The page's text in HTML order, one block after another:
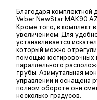
Благодаря комплектной
Veber NewStar MAK90
Кроме того, в комплект
увеличением. Для
устанавливается
который можно
помощью юстировочных
параллельного
трубы. Азимутальная
управлении и оснащена
полном обороте они
несколько градусов.